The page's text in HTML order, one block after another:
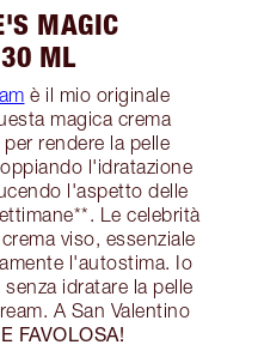
MAGIC
ML
è il mio originale
magica crema
rendere la pelle
l'idratazione
l'aspetto delle
Le celebrità
viso, essenziale
l'autostima. Io
idratare la pelle
A San Valentino
FAVOLOSA!